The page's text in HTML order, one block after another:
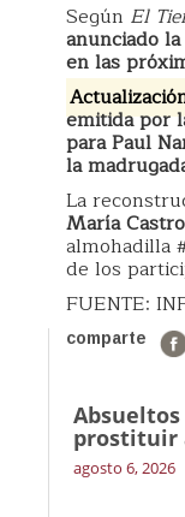
Según El
anunciado
en las
emitida por
para Paul
la
La
María Castro
almohadilla
de los
FUENTE:
comparte
Absueltos
prostituir
agosto 6, 2026